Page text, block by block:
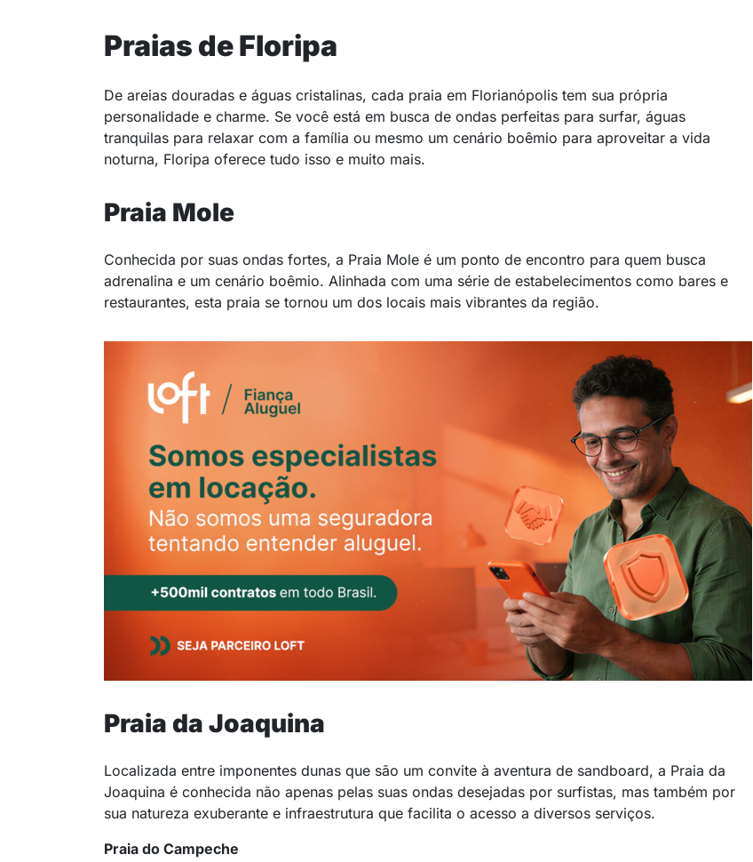
Praias de Floripa
De areias douradas e águas cristalinas, cada praia em Florianópolis tem sua própria
personalidade e charme. Se você está em busca de ondas perfeitas para surfar, águas
tranquilas para relaxar com a família ou mesmo um cenário boêmio para aproveitar a vida
noturna, Floripa oferece tudo isso e muito mais.
Praia Mole
Conhecida por suas ondas fortes, a Praia Mole é um ponto de encontro para quem busca
adrenalina e um cenário boêmio. Alinhada com uma série de estabelecimentos como bares e
restaurantes, esta praia se tornou um dos locais mais vibrantes da região.
Praia da Joaquina
Localizada entre imponentes dunas que são um convite à aventura de sandboard, a Praia da
Joaquina é conhecida não apenas pelas suas ondas desejadas por surfistas, mas também por
sua natureza exuberante e infraestrutura que facilita o acesso a diversos serviços.
Praia do Campeche